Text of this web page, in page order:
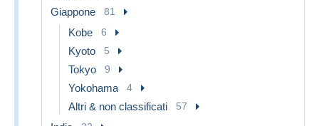
Giappone 81
Kobe 6
Kyoto 5
Tokyo 9
Yokohama 4
Altri & non classificati 57